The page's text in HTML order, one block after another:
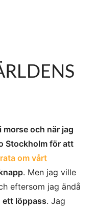
och när jag
Stockholm för att
om vårt
. Men jag ville
eftersom jag ändå
ett löppass. Jag